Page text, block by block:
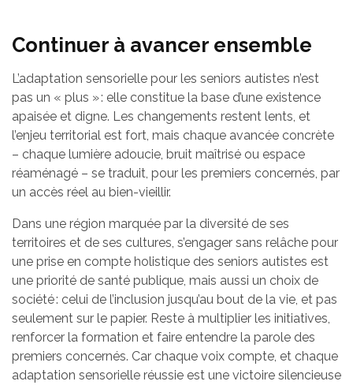
Continuer à avancer ensemble
L’adaptation sensorielle pour les seniors autistes n’est
pas un « plus » : elle constitue la base d’une existence
apaisée et digne. Les changements restent lents, et
l’enjeu territorial est fort, mais chaque avancée concrète
– chaque lumière adoucie, bruit maîtrisé ou espace
réaménagé – se traduit, pour les premiers concernés, par
un accès réel au bien-vieillir.
Dans une région marquée par la diversité de ses
territoires et de ses cultures, s’engager sans relâche pour
une prise en compte holistique des seniors autistes est
une priorité de santé publique, mais aussi un choix de
société : celui de l’inclusion jusqu’au bout de la vie, et pas
seulement sur le papier. Reste à multiplier les initiatives,
renforcer la formation et faire entendre la parole des
premiers concernés. Car chaque voix compte, et chaque
adaptation sensorielle réussie est une victoire silencieuse